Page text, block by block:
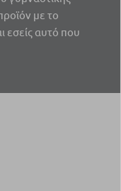
με το
εσείς αυτό που